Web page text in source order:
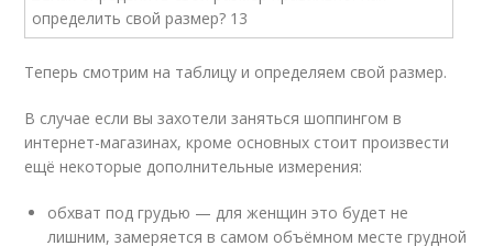
Теперь смотрим на таблицу и определяем свой размер.
В случае если вы захотели заняться шоппингом в
интернет-магазинах, кроме основных стоит произвести
ещё некоторые дополнительные измерения:
обхват под грудью — для женщин это будет не
лишним, замеряется в самом объёмном месте грудной